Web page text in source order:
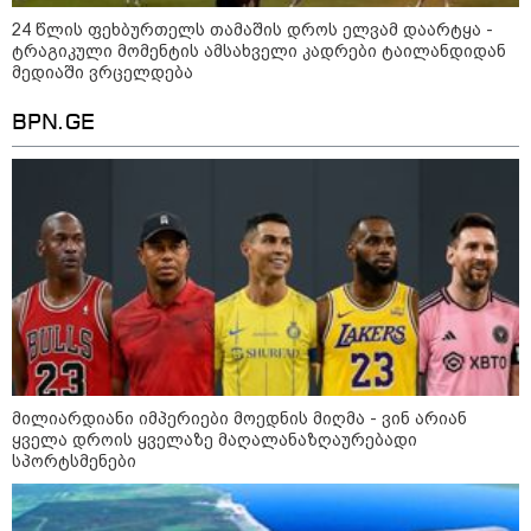
მკითხველის რჩევით
23:40 / 09-08-2026
კაცი, რომელმაც
მდინარეში დედა-
შვილი გადაარჩინა და
თვითონ დინებამ
გაიტაცა, ცოცხალი
იპოვეს
23:04 / 09-08-2026
ცნობილია, თუ სად
შეძლებენ მშობლები
სასურველი ზომისა და
მოდელის სასკოლო
ფორმების შეძენას
22:11 / 09-
შვილის
გაიტაცა
24 წლის ფეხბურთელს თამაშის დროს ელვამ დაარტყა -
ტრაგიკული მომენტის ამსახველი კადრები ტაილანდიდან
მედიაში ვრცელდება
BPN.GE
მილიარდიანი იმპერიები მოედნის მიღმა - ვინ არიან
ყველა დროის ყველაზე მაღალანაზღაურებადი
სპორტსმენები